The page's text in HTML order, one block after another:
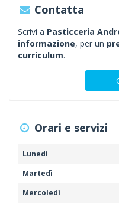
Contatta
Scrivi a Pasticceria
informazione, per un
curriculum.
Orari e servizi
Lunedì
Martedì
Mercoledì